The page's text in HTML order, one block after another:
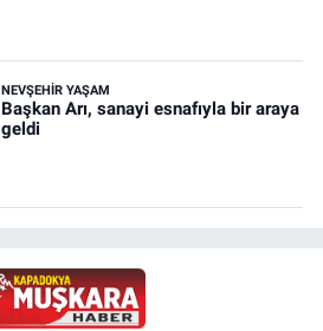
NEVŞEHIR YAŞAM
Başkan Arı, sanayi esnafıyla bir araya
geldi